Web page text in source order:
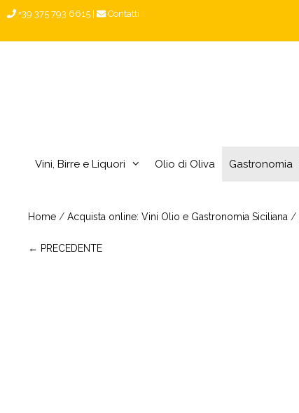
+39 375 793 6615 Contatti
Vini, Birre e Liquori Olio di Oliva Gastronomia
Home / Acquista online: Vini Olio e Gastronomia Siciliana /
← PRECEDENTE